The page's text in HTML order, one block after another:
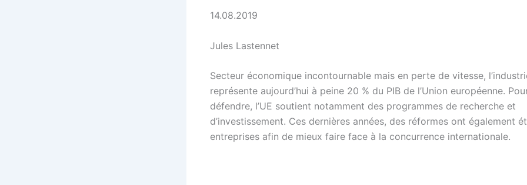
14.08.2019
Jules Lastennet
Secteur économique incontournable mais en perte de vitesse,
représente aujourd’hui à peine 20 % du PIB de l’Union européenne.
défendre, l’UE soutient notamment des programmes de recherche et
d’investissement. Ces dernières années, des réformes ont également
entreprises afin de mieux faire face à la concurrence internationale.